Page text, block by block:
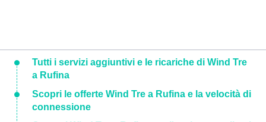
Tutti i servizi aggiuntivi e le ricariche di Wind Tre
a Rufina
Scopri le offerte Wind Tre a Rufina e la velocità di
connessione